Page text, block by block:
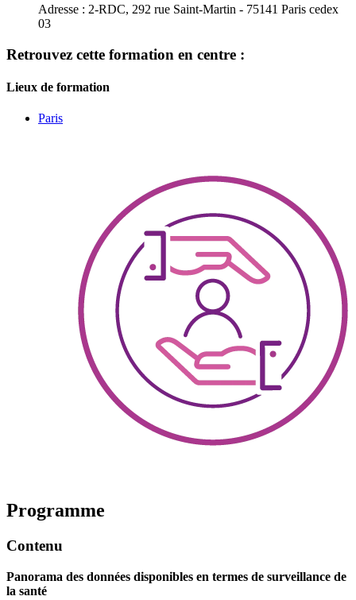
Adresse : 2-RDC, 292 rue Saint-Martin - 75141 Paris cedex
03
Retrouvez cette formation en centre :
Lieux de formation
Paris
Programme
Contenu
Panorama des données disponibles en termes de surveillance de
la santé